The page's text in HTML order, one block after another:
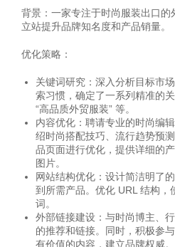
背景：一家专注于时尚服装出口的
立站提升品牌知名度和产品销量。
优化策略：
关键词研究：深入分析目标市
索习惯，确定了一系列精准的
“高品质外贸服装” 等。
内容优化：聘请专业的时尚编
绍时尚搭配技巧、流行趋势预
品页面进行优化，提供详细的
图片。
网站结构优化：设计简洁明了
到所需产品。优化 URL 结构，
词。
外部链接建设：与时尚博主、
的推荐和链接。同时，积极参
有价值的内容，建立品牌权威。